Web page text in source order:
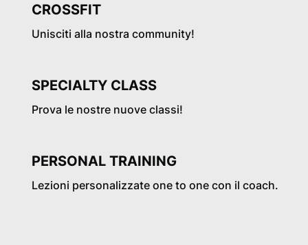
CROSSFIT
Unisciti alla nostra community!
SPECIALTY CLASS
Prova le nostre nuove classi!
PERSONAL TRAINING
Lezioni personalizzate one to one con il coach.